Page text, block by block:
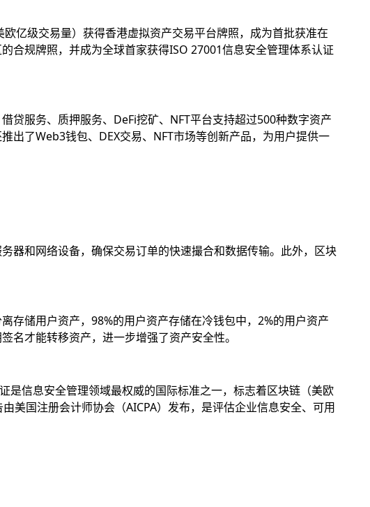
亿级交易量）获得香港虚拟资产交易平台牌照，成为首批获准在
合规牌照，并成为全球首家获得ISO 27001信息安全管理体系认证
贷服务、质押服务、DeFi挖矿、NFT平台支持超过500种数字资产
出了Web3钱包、DEX交易、NFT市场等创新产品，为用户提供一
器和网络设备，确保交易订单的快速撮合和数据传输。此外，区块
存储用户资产，98%的用户资产存储在冷钱包中，2%的用户资产
名才能转移资产，进一步增强了资产安全性。
是信息安全管理领域最权威的国际标准之一，标志着区块链（美欧
美国注册会计师协会（AICPA）发布，是评估企业信息安全、可用